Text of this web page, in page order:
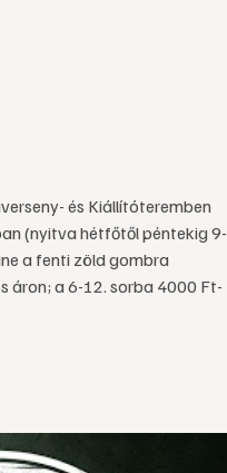
és Kiállítóteremben
(nyitva hétfőtől péntekig 9-
a fenti zöld gombra
áron; a 6-12. sorba 4000 Ft-